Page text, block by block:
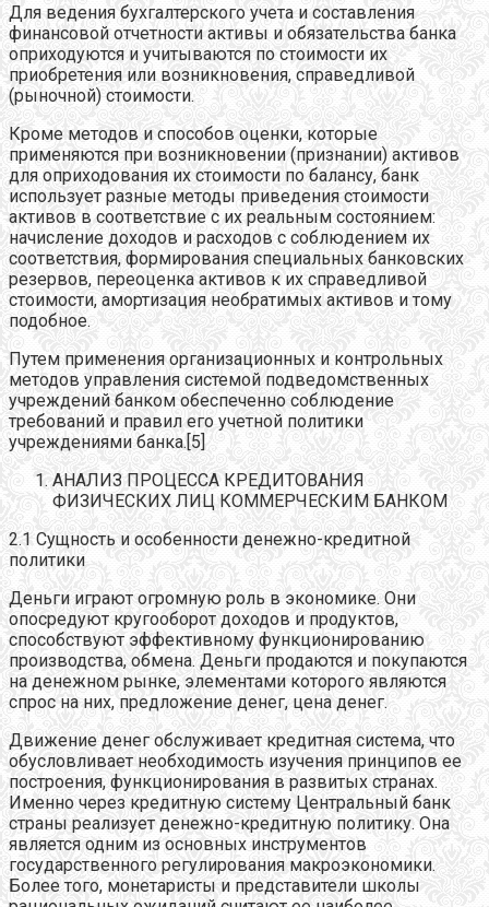
Для ведения бухгалтерского учета и составления
финансовой отчетности активы и обязательства банка
оприходуются и учитываются по стоимости их
приобретения или возникновения, справедливой
(рыночной) стоимости.
Кроме методов и способов оценки, которые
применяются при возникновении (признании) активов
для оприходования их стоимости по балансу, банк
использует разные методы приведения стоимости
активов в соответствие с их реальным состоянием:
начисление доходов и расходов с соблюдением их
соответствия, формирования специальных банковских
резервов, переоценка активов к их справедливой
стоимости, амортизация необратимых активов и тому
подобное.
Путем применения организационных и контрольных
методов управления системой подведомственных
учреждений банком обеспеченно соблюдение
требований и правил его учетной политики
учреждениями банка.[5]
АНАЛИЗ ПРОЦЕССА КРЕДИТОВАНИЯ
ФИЗИЧЕСКИХ ЛИЦ КОММЕРЧЕСКИМ БАНКОМ
2.1 Сущность и особенности денежно-кредитной
политики
Деньги играют огромную роль в экономике. Они
опосредуют кругооборот доходов и продуктов,
способствуют эффективному функционированию
производства, обмена. Деньги продаются и покупаются
на денежном рынке, элементами которого являются
спрос на них, предложение денег, цена денег.
Движение денег обслуживает кредитная система, что
обусловливает необходимость изучения принципов ее
построения, функционирования в развитых странах.
Именно через кредитную систему Центральный банк
страны реализует денежно-кредитную политику. Она
является одним из основных инструментов
государственного регулирования макроэкономики.
Более того, монетаристы и представители школы